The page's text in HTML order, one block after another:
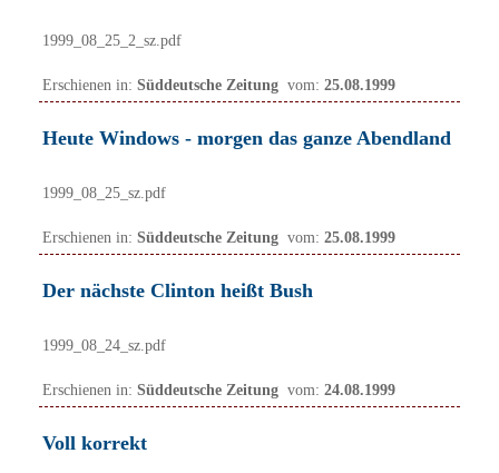
1999_08_25_2_sz.pdf
Erschienen in: Süddeutsche Zeitung vom: 25.08.1999
Heute Windows - morgen das ganze Abendland
1999_08_25_sz.pdf
Erschienen in: Süddeutsche Zeitung vom: 25.08.1999
Der nächste Clinton heißt Bush
1999_08_24_sz.pdf
Erschienen in: Süddeutsche Zeitung vom: 24.08.1999
Voll korrekt